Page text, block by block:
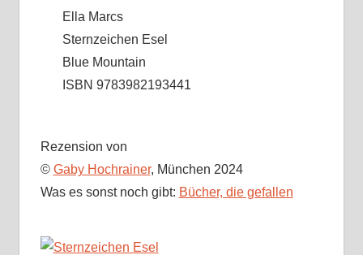
Ella Marcs
Sternzeichen Esel
Blue Mountain
ISBN 9783982193441
Rezension von
© Gaby Hochrainer, München 2024
Was es sonst noch gibt: Bücher, die gefallen